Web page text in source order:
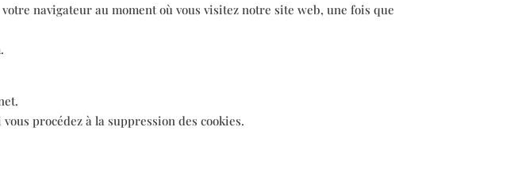
navigateur au moment où vous visitez notre site web, une fois que
procédez à la suppression des cookies.